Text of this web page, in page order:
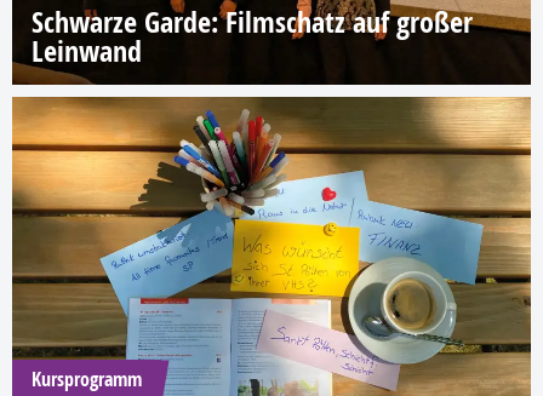
Schwarze Garde: Filmschatz auf großer
Leinwand
Kursprogramm